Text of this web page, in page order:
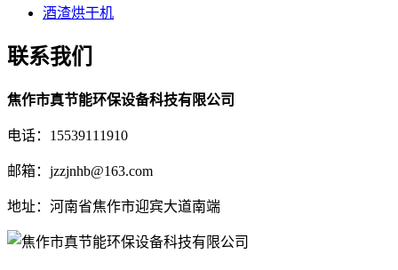
酒渣烘干机
联系我们
焦作市真节能环保设备科技有限公司
电话：15539111910
邮箱：jzzjnhb@163.com
地址：河南省焦作市迎宾大道南端